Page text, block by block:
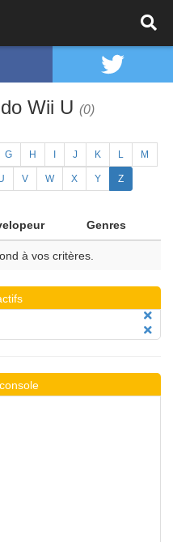
Wii U (0)
G H J K L M
V W X Y Z
Genres
à vos critères.